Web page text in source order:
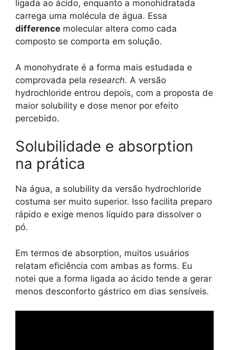
ligada ao ácido, enquanto a monohidratada
carrega uma molécula de água. Essa
difference molecular altera como cada
composto se comporta em solução.
A monohydrate é a forma mais estudada e
comprovada pela research. A versão
hydrochloride entrou depois, com a proposta de
maior solubility e dose menor por efeito
percebido.
Solubilidade e absorption
na prática
Na água, a solubility da versão hydrochloride
costuma ser muito superior. Isso facilita preparo
rápido e exige menos líquido para dissolver o
pó.
Em termos de absorption, muitos usuários
relatam eficiência com ambas as forms. Eu
notei que a forma ligada ao ácido tende a gerar
menos desconforto gástrico em dias sensíveis.